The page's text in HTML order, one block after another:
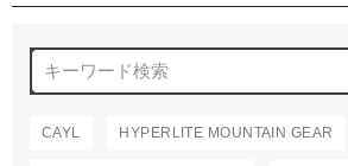
CAYL HYPERLITE MOUNTAIN GEAR